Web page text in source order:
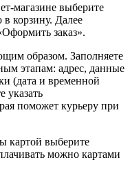
магазине выберите
в корзину. Далее
заказ».
образом. Заполняете
этапам: адрес, данные
(дата и временной
указать
поможет курьеру при
картой выберите
можно картами